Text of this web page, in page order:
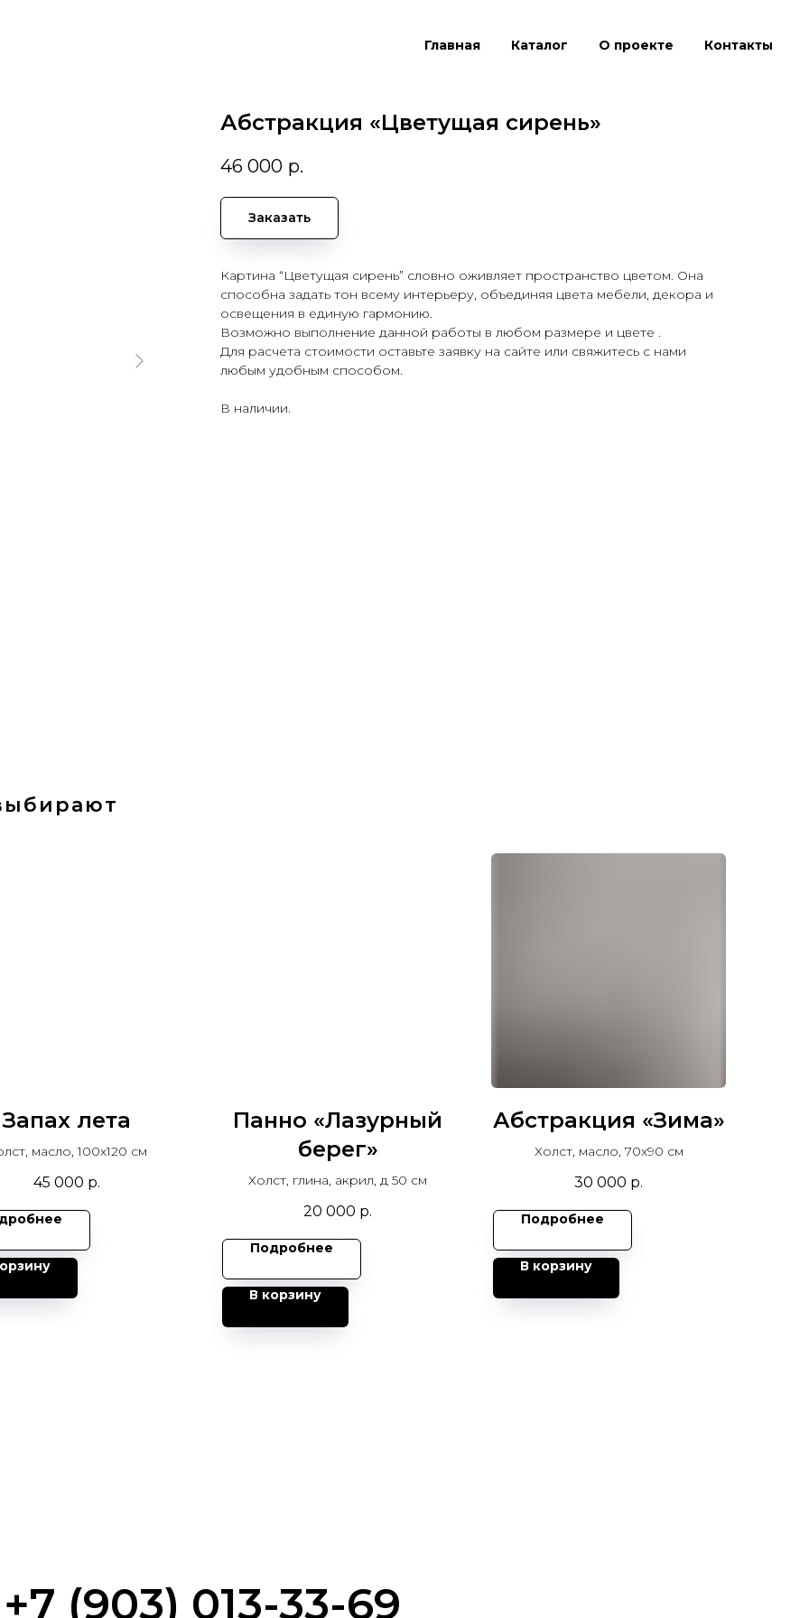
Главная Каталог О проекте Контакты
Абстракция «Цветущая сирень»
46 000 р.
Заказать
Картина “Цветущая сирень” словно оживляет пространство цветом. Она
способна задать тон всему интерьеру, объединяя цвета мебели, декора и
освещения в единую гармонию.
Возможно выполнение данной работы в любом размере и цвете .
Для расчета стоимости оставьте заявку на сайте или свяжитесь с нами
любым удобным способом.
В наличии.
Запах лета
масло, 100х120 см
45 000 р.
Панно «Лазурный
берег»
Холст, глина, акрил, д 50 см
20 000 р.
Подробнее
В корзину
Абстракция «Зима»
Холст, масло, 70х90 см
30 000 р.
Подробнее
В корзину
+7 (903) 013-33-69